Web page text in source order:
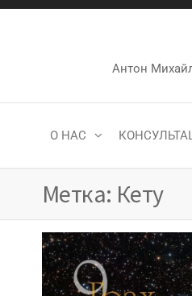
Перейти
Антон
О НАС
Метка: Кету